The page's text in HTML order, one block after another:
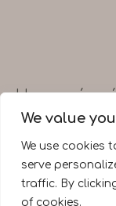
We value
We use cookies
serve
traffic. By
of cookies.
H ευτυχία
Φρόντισε
Βιογραφικό